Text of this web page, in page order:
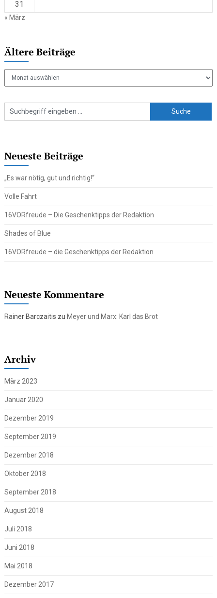
31
« März
Ältere Beiträge
Neueste Beiträge
„Es war nötig, gut und richtig!“
Volle Fahrt
16VORfreude – Die Geschenktipps der Redaktion
Shades of Blue
16VORfreude – die Geschenktipps der Redaktion
Neueste Kommentare
Rainer Barczaitis zu Meyer und Marx: Karl das Brot
Archiv
März 2023
Januar 2020
Dezember 2019
September 2019
Dezember 2018
Oktober 2018
September 2018
August 2018
Juli 2018
Juni 2018
Mai 2018
Dezember 2017